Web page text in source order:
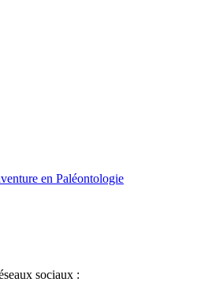
en Paléontologie
sociaux :